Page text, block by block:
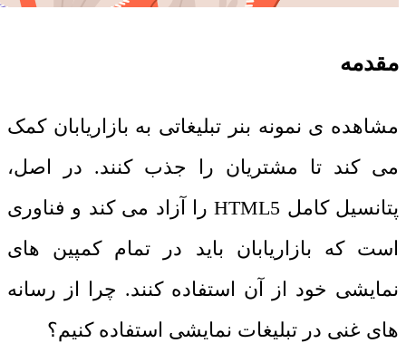
مقدمه
مشاهده ی نمونه بنر تبلیغاتی به بازاریابان کمک
می کند تا مشتریان را جذب کنند. در اصل،
پتانسیل کامل HTML5را آزاد می کند و فناوری
است که بازاریابان باید در تمام کمپین های
نمایشی خود از آن استفاده کنند. چرا از رسانه
های غنی در تبلیغات نمایشی استفاده کنیم؟